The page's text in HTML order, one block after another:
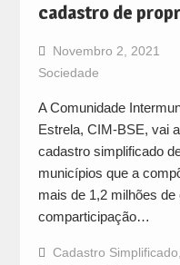
cadastro de
Novembro 2, 2021
Sociedade
A Comunidade
Estrela, CIM-BSE, vai
cadastro simplificado
municípios que a
mais de 1,2 milhões
comparticipação…
Cadastro Simplificado